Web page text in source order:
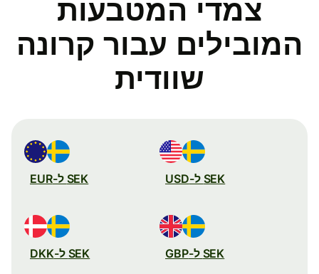
צמדי המטבעות
המובילים עבור קרונה
שוודית
SEK ל-USD SEK ל-EUR
SEK ל-GBP SEK ל-DKK